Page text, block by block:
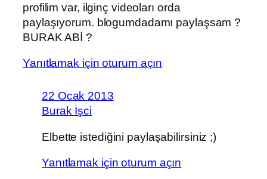
profilim var, ilginç videoları orda
paylaşıyorum. blogumdadamı paylaşsam ?
BURAK ABİ ?
Yanıtlamak için oturum açın
22 Ocak 2013
Burak İşci
Elbette istediğini paylaşabilirsiniz ;)
Yanıtlamak için oturum açın